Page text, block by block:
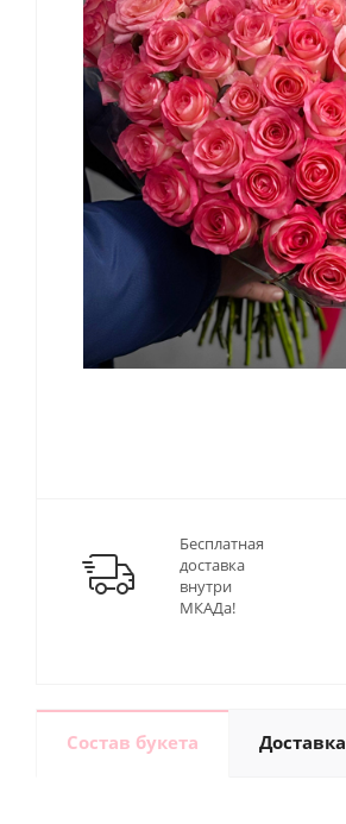
Бесплатная
доставка
внутри
МКАДа!
Состав букета Доставка